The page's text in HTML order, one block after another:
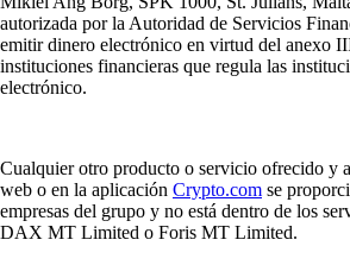
autorizada por la Autoridad de Servicios
emitir dinero electrónico en virtud del anexo
instituciones financieras que regula las
electrónico.
Cualquier otro producto o servicio ofrecido y
web o en la aplicación Crypto.com se
empresas del grupo y no está dentro de los
DAX MT Limited o Foris MT Limited.